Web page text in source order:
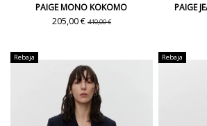
PAIGE MONO KOKOMO
205,00 €410,00 €
PAIGE
Rebaja Rebaja